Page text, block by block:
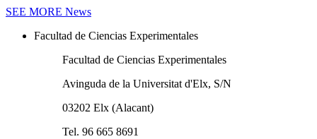
SEE MORE News
Facultad de Ciencias Experimentales
Facultad de Ciencias Experimentales
Avinguda de la Universitat d'Elx, S/N
03202 Elx (Alacant)
Tel. 96 665 8691